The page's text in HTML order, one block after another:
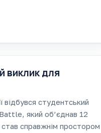
виклик для
відбувся студентський
який об’єднав 12
справжнім простором